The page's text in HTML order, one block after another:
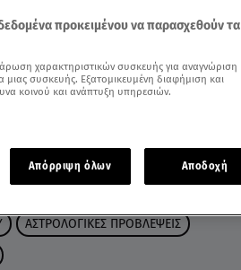
ΑΣΤΡΟΛΟΓΙΚΕΣ ΠΡΟΒΛΕΨΕΙΣ
προκειμένου να παρασχεθούν τα
χαρακτηριστικών συσκευής για αναγνώριση
συσκευής. Εξατομικευμένη διαφήμιση και
κοινού και ανάπτυξη υπηρεσιών.
Απόρριψη όλων Αποδοχή